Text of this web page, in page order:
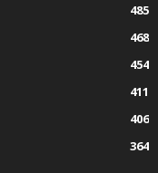
485
468
454
411
406
364